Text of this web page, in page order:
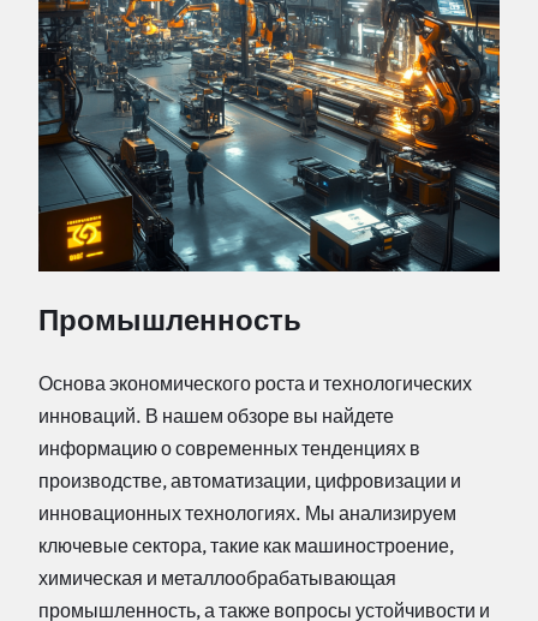
Промышленность
Основа экономического роста и технологических
инноваций. В нашем обзоре вы найдете
информацию о современных тенденциях в
производстве, автоматизации, цифровизации и
инновационных технологиях. Мы анализируем
ключевые сектора, такие как машиностроение,
химическая и металлообрабатывающая
промышленность, а также вопросы устойчивости и